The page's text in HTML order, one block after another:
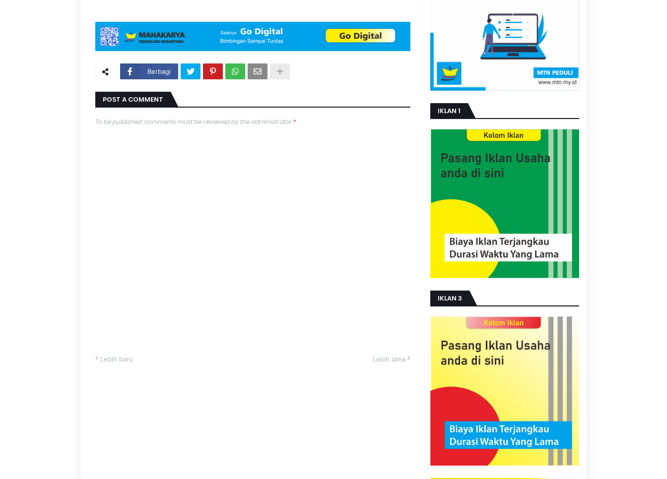
Berbagi
POST A COMMENT
To be published, comments must be reviewed by the administrator*
Lebih baru Lebih lama
IKLAN 1
IKLAN 3